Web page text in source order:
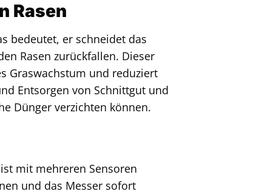
Rasen
bedeutet, er schneidet das
Rasen zurückfallen. Dieser
Graswachstum und reduziert
Entsorgen von Schnittgut und
Dünger verzichten können.
mit mehreren Sensoren
und das Messer sofort